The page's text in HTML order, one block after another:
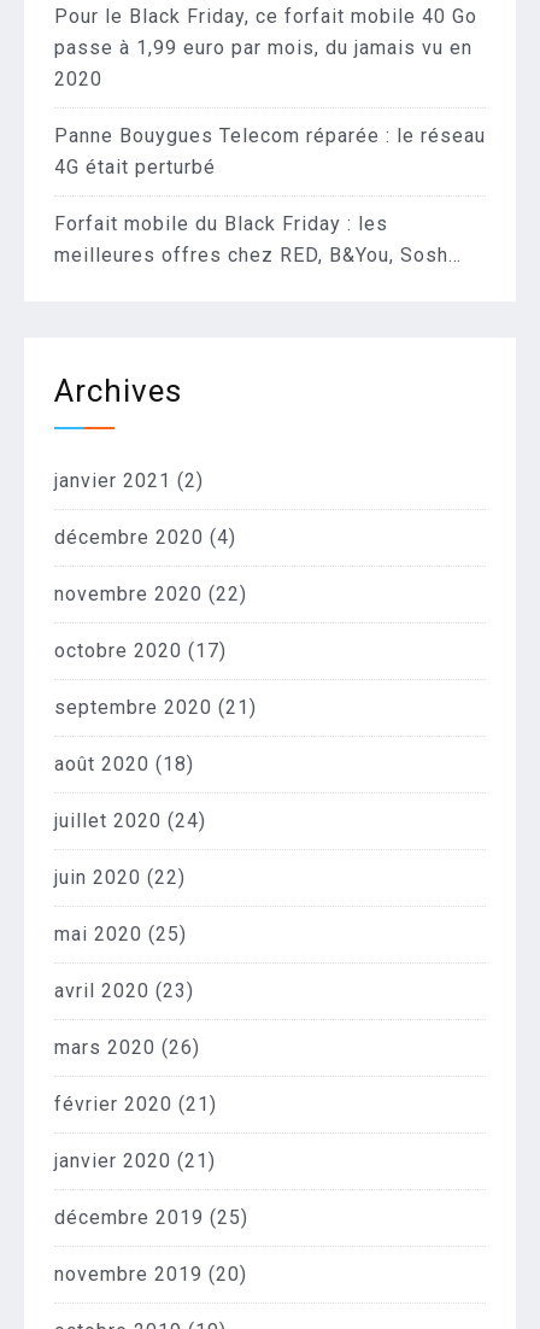
Pour le Black Friday, ce forfait mobile 40 Go
passe à 1,99 euro par mois, du jamais vu en
2020
Panne Bouygues Telecom réparée : le réseau
4G était perturbé
Forfait mobile du Black Friday : les
meilleures offres chez RED, B&You, Sosh…
Archives
janvier 2021 (2)
décembre 2020 (4)
novembre 2020 (22)
octobre 2020 (17)
septembre 2020 (21)
août 2020 (18)
juillet 2020 (24)
juin 2020 (22)
mai 2020 (25)
avril 2020 (23)
mars 2020 (26)
février 2020 (21)
janvier 2020 (21)
décembre 2019 (25)
novembre 2019 (20)